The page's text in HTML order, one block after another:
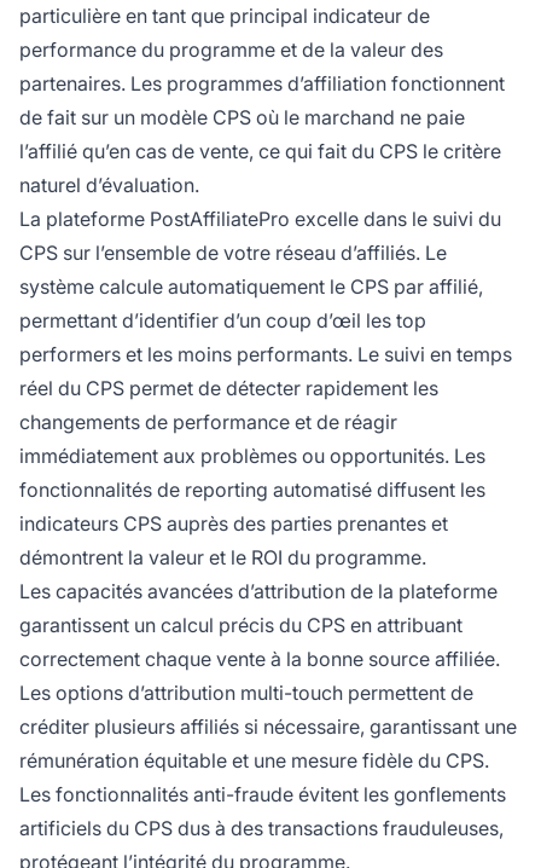
particulière en tant que principal indicateur de
performance du programme et de la valeur des
partenaires. Les programmes d’affiliation fonctionnent
de fait sur un modèle CPS où le marchand ne paie
l’affilié qu’en cas de vente, ce qui fait du CPS le critère
naturel d’évaluation.
La plateforme PostAffiliatePro excelle dans le suivi du
CPS sur l’ensemble de votre réseau d’affiliés. Le
système calcule automatiquement le CPS par affilié,
permettant d’identifier d’un coup d’œil les top
performers et les moins performants. Le suivi en temps
réel du CPS permet de détecter rapidement les
changements de performance et de réagir
immédiatement aux problèmes ou opportunités. Les
fonctionnalités de reporting automatisé diffusent les
indicateurs CPS auprès des parties prenantes et
démontrent la valeur et le ROI du programme.
Les capacités avancées d’attribution de la plateforme
garantissent un calcul précis du CPS en attribuant
correctement chaque vente à la bonne source affiliée.
Les options d’attribution multi-touch permettent de
créditer plusieurs affiliés si nécessaire, garantissant une
rémunération équitable et une mesure fidèle du CPS.
Les fonctionnalités anti-fraude évitent les gonflements
artificiels du CPS dus à des transactions frauduleuses,
protégeant l’intégrité du programme.